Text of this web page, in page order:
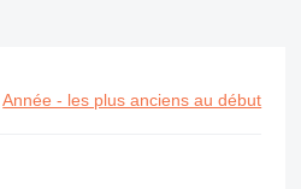
Année - les plus anciens au début